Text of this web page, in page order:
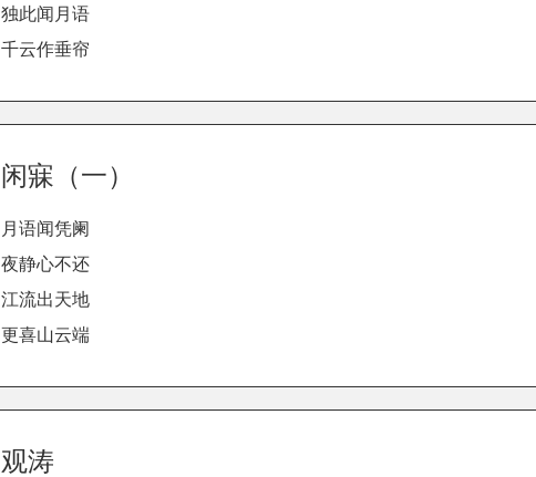
独此闻月语
千云作垂帘
闲寐（一）
月语闻凭阑
夜静心不还
江流出天地
更喜山云端
观涛